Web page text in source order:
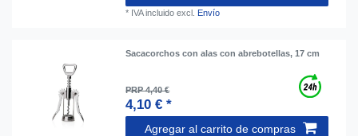
* IVA incluido excl. Envío
Sacacorchos con alas con abrebotellas, 17 cm
PRP 4,40 €
4,10 € *
Agregar al carrito de compras